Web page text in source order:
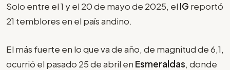
Solo entre el 1 y el 20 de mayo de 2025, el IG reportó
21 temblores en el país andino.
El más fuerte en lo que va de año, de magnitud de 6,1,
ocurrió el pasado 25 de abril en Esmeraldas, donde